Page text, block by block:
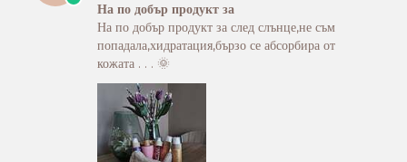
На по добър продукт за
На по добър продукт за след слънце,не съм
попадала,хидратация,бързо се абсорбира от
кожата . . . 🌞